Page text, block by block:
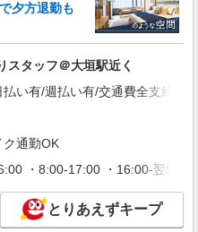
詳細を見る
シニア向け高級マンション職
ン代含む)＞
詳細を見る
夕方退勤も
スタッフ＠大垣駅近く
い有/週払い有/交通費全支給(ガ
ク通勤OK
・8:00-17:00 ・16:00-翌
とりあえずキープ